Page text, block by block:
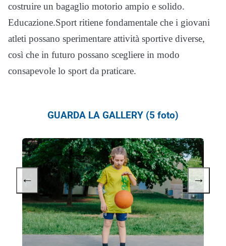
costruire un bagaglio motorio ampio e solido.
Educazione.Sport ritiene fondamentale che i giovani
atleti possano sperimentare attività sportive diverse,
così che in futuro possano scegliere in modo
consapevole lo sport da praticare.
GUARDA LA GALLERY (5 foto)
← →